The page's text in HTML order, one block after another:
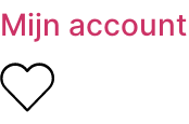
Mijn account